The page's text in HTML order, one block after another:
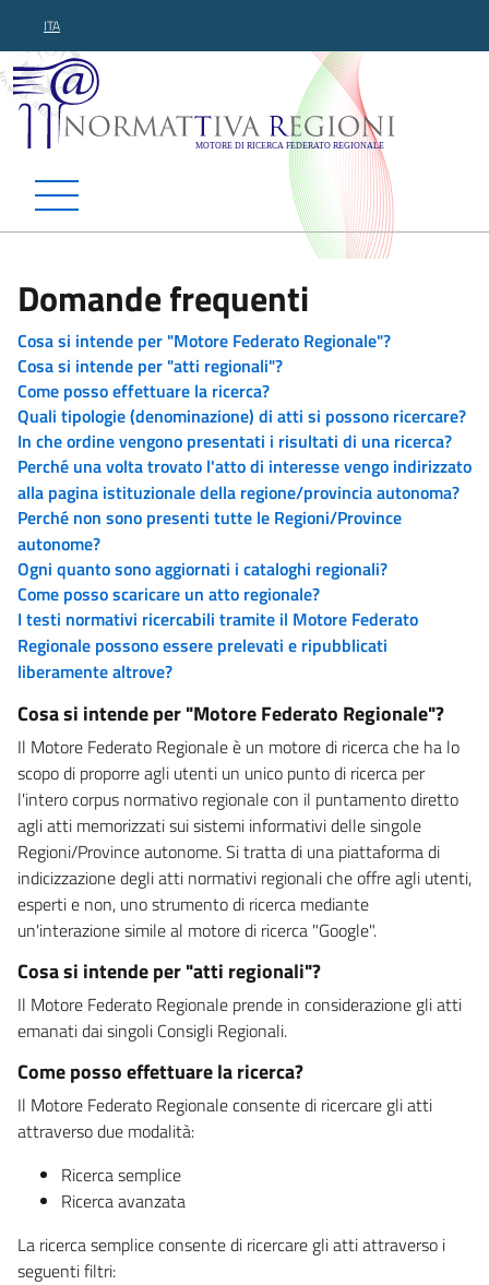
ITA
Normattiva Regioni -
Domande frequenti
Cosa si intende per "Motore Federato Regionale"?
Cosa si intende per "atti regionali"?
Come posso effettuare la ricerca?
Quali tipologie (denominazione) di atti si possono ricercare?
In che ordine vengono presentati i risultati di una ricerca?
Perché una volta trovato l'atto di interesse vengo indirizzato
alla pagina istituzionale della regione/provincia autonoma?
Perché non sono presenti tutte le Regioni/Province
autonome?
Ogni quanto sono aggiornati i cataloghi regionali?
Come posso scaricare un atto regionale?
I testi normativi ricercabili tramite il Motore Federato
Regionale possono essere prelevati e ripubblicati
liberamente altrove?
Cosa si intende per "Motore Federato Regionale"?
Il Motore Federato Regionale è un motore di ricerca che ha lo
scopo di proporre agli utenti un unico punto di ricerca per
l'intero corpus normativo regionale con il puntamento diretto
agli atti memorizzati sui sistemi informativi delle singole
Regioni/Province autonome. Si tratta di una piattaforma di
indicizzazione degli atti normativi regionali che offre agli utenti,
esperti e non, uno strumento di ricerca mediante
un'interazione simile al motore di ricerca "Google".
Cosa si intende per "atti regionali"?
Il Motore Federato Regionale prende in considerazione gli atti
emanati dai singoli Consigli Regionali.
Come posso effettuare la ricerca?
Il Motore Federato Regionale consente di ricercare gli atti
attraverso due modalità:
Ricerca semplice
Ricerca avanzata
La ricerca semplice consente di ricercare gli atti attraverso i
seguenti filtri: